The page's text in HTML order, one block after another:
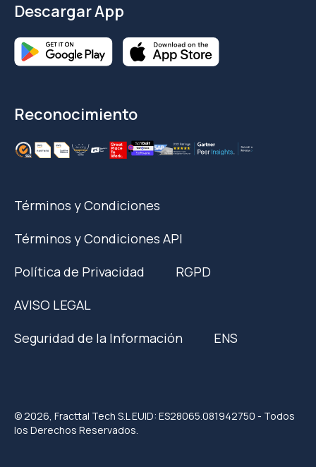
Descargar App
Reconocimiento
Términos y Condiciones
Términos y Condiciones API
Política de Privacidad
RGPD
AVISO LEGAL
Seguridad de la Información
ENS
© 2026, Fracttal Tech S.L EUID: ES28065.081942750 - Todos
los Derechos Reservados.